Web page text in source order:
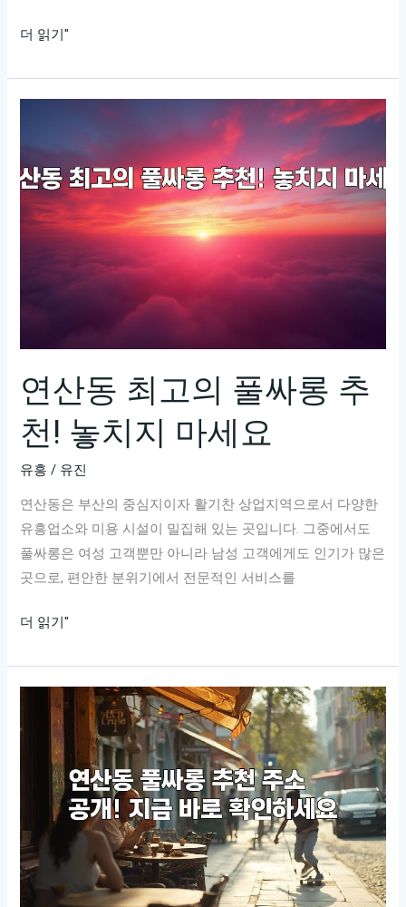
광
리
최
고
의
가
격
비
교
더 읽기"
연산동 최고의 풀싸롱 추
천! 놓치지 마세요
유흥 / 유진
연산동은 부산의 중심지이자 활기찬 상업지역으로서 다양한
유흥업소와 미용 시설이 밀집해 있는 곳입니다. 그중에서도
풀싸롱은 여성 고객뿐만 아니라 남성 고객에게도 인기가 많은
곳으로, 편안한 분위기에서 전문적인 서비스를
연
동
추
천!
더 읽기"